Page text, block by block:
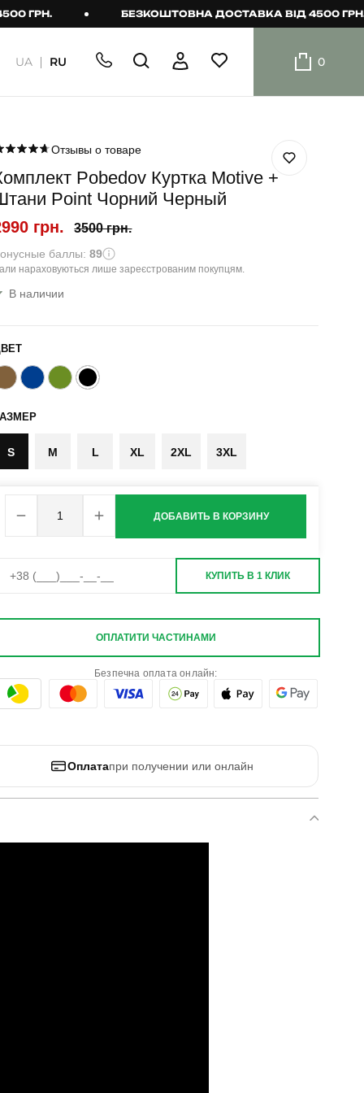
БЕЗКОШТОВНА ДОСТАВКА ВІД 4500 ГРН.
шорти
Шорти
UA RU 0
Отзывы о товаре
Pobedov Куртка Motive +
Point Чорний Черный
грн. 3500 грн.
баллы:89
нараховуються лише зареєстрованим покупцям.
В наличии
S M L XL 2XL 3XL
ДОБАВИТЬ В КОРЗИНУ
КУПИТЬ В 1 КЛИК
ОПЛАТИТИ ЧАСТИНАМИ
Безпечна оплата онлайн:
Оплатапри получении или онлайн